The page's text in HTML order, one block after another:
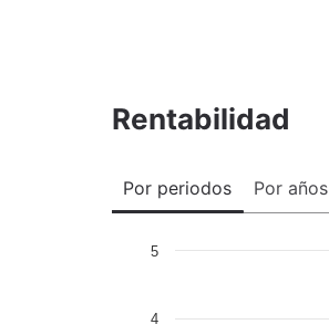
Rentabilidad
Por periodos Por años
4
5